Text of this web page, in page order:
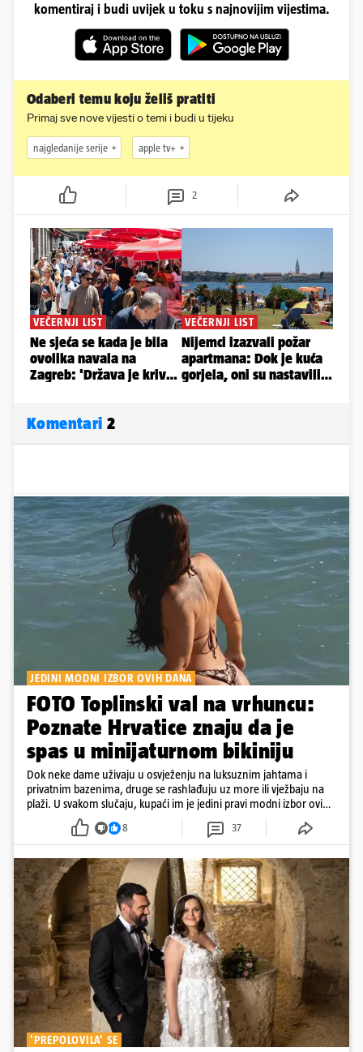
komentiraj i budi uvijek u toku s najnovijim vijestima.
Odaberi temu koju želiš pratiti
Primaj sve nove vijesti o temi i budi u tijeku
najgledanije serije apple tv+
2
Komentari 2
JEDINI MODNI IZBOR OVIH DANA
FOTO Toplinski val na vrhuncu:
Poznate Hrvatice znaju da je
spas u minijaturnom bikiniju
Dok neke dame uživaju u osvježenju na luksuznim jahtama i
privatnim bazenima, druge se rashlađuju uz more ili vježbaju na
plaži. U svakom slučaju, kupaći im je jedini pravi modni izbor ovih
8 37
'PREPOLOVILA' SE